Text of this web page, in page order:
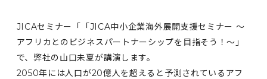
JICAセミナー「「JICA中小企業海外展開支援セミナー ～
アフリカとのビジネスパートナーシップを目指そう！～」
で、弊社の山口未夏が講演します。
2050年には人口が20億人を超えると予測されているアフ